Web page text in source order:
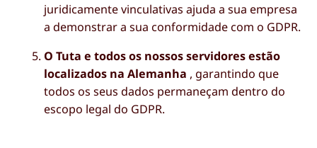
juridicamente vinculativas ajuda a sua empresa
a demonstrar a sua conformidade com o GDPR.
O Tuta e todos os nossos servidores estão
localizados na Alemanha , garantindo que
todos os seus dados permaneçam dentro do
escopo legal do GDPR.